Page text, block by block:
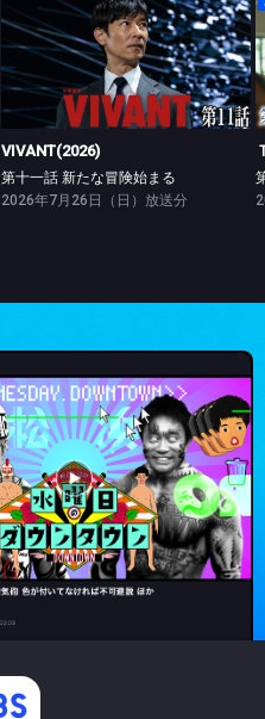
VIVANT(2026)
第十一話 新たな冒険始まる
VIVANT(2026)
第十一話 新たな冒険始まる
2026年7月26日（日）放送分